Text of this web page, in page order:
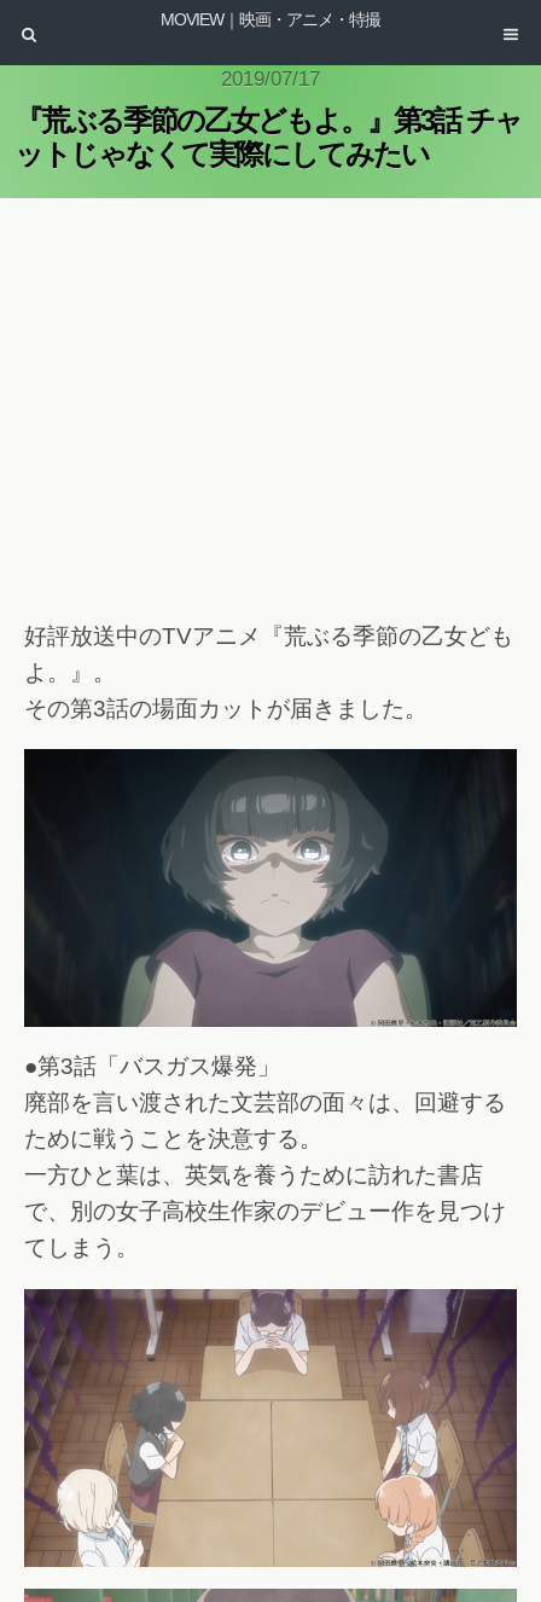
MOVIEW｜映画・アニメ・特撮
2019/07/17
『荒ぶる季節の乙女どもよ。』第3話 チャ
ットじゃなくて実際にしてみたい
好評放送中のTVアニメ『荒ぶる季節の乙女ども
よ。』。
その第3話の場面カットが届きました。
●第3話「バスガス爆発」
廃部を言い渡された文芸部の面々は、回避する
ために戦うことを決意する。
一方ひと葉は、英気を養うために訪れた書店
で、別の女子高校生作家のデビュー作を見つけ
てしまう。